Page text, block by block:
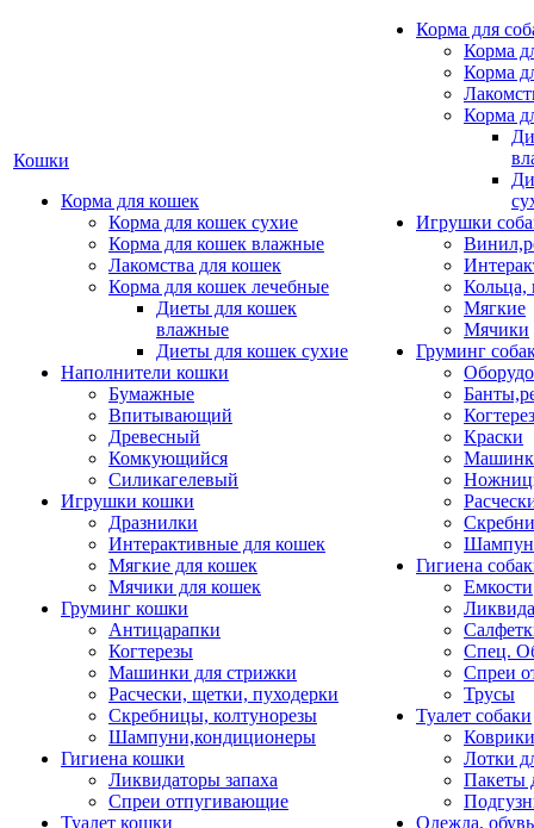
Кошки
Корма для кошек
Корма для кошек сухие
Корма для кошек влажные
Лакомства для кошек
Корма для кошек лечебные
Диеты для кошек
влажные
Диеты для кошек сухие
Наполнители кошки
Бумажные
Впитывающий
Древесный
Комкующийся
Силикагелевый
Игрушки кошки
Дразнилки
Интерактивные для кошек
Мягкие для кошек
Мячики для кошек
Груминг кошки
Антицарапки
Когтерезы
Машинки для стрижки
Расчески, щетки, пуходерки
Скребницы, колтунорезы
Шампуни,кондиционеры
Гигиена кошки
Ликвидаторы запаха
Спреи отпугивающие
Туалет кошки
Корма для
Корма
Корма
Корма
Игрушки
Кольца,
Мягкие
Мячики
Груминг
Краски
Гигиена
Емкости
Спец.
Спреи
Трусы
Туалет собаки
Коврики
Лотки
Пакеты
Одежда, обувь